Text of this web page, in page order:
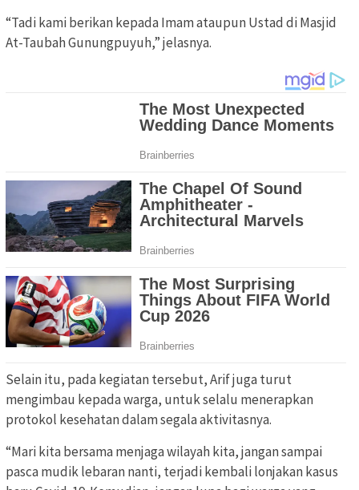
“Tadi kami berikan kepada Imam ataupun Ustad di Masjid
At-Taubah Gunungpuyuh,” jelasnya.
Selain itu, pada kegiatan tersebut, Arif juga turut
mengimbau kepada warga, untuk selalu menerapkan
protokol kesehatan dalam segala aktivitasnya.
“Mari kita bersama menjaga wilayah kita, jangan sampai
pasca mudik lebaran nanti, terjadi kembali lonjakan kasus